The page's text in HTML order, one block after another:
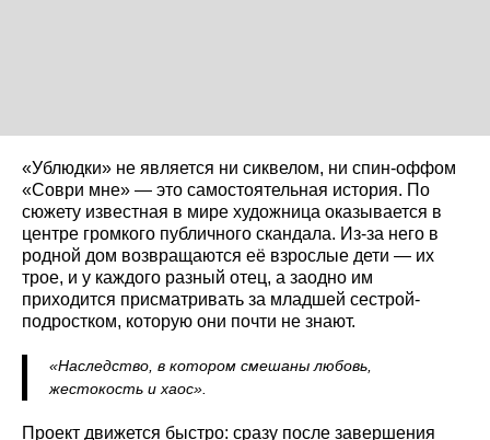
«Ублюдки» не является ни сиквелом, ни спин-оффом
«Соври мне» — это самостоятельная история. По
сюжету известная в мире художница оказывается в
центре громкого публичного скандала. Из‑за него в
родной дом возвращаются её взрослые дети — их
трое, и у каждого разный отец, а заодно им
приходится присматривать за младшей сестрой-
подростком, которую они почти не знают.
«Наследство, в котором смешаны любовь,
жестокость и хаос».
Проект движется быстро: сразу после завершения